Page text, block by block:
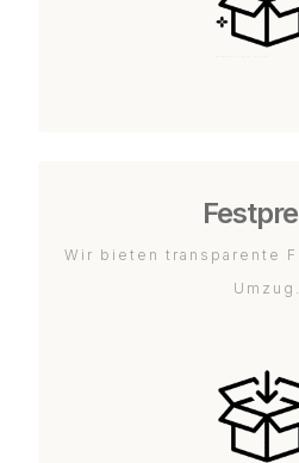
Wir bieten transparente
Umzug.